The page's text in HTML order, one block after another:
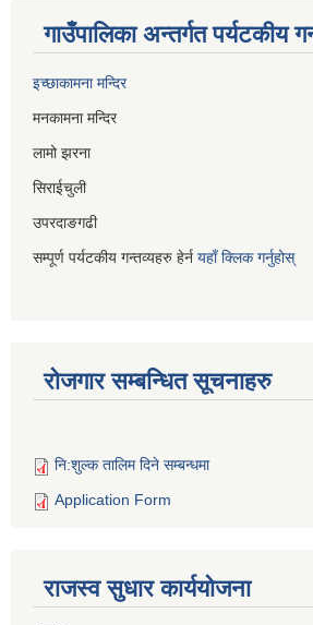
गाउँपालिका अन्तर्गत पर्यटकीय
इच्छाकामना मन्दिर
मनकामना मन्दिर
लामो झरना
सिराईचुली
उपरदाङगढी
सम्पूर्ण पर्यटकीय गन्तव्यहरु हेर्न यहाँ क्लिक गर्नुहोस्
रोजगार सम्बन्धित सूचनाहरु
नि:शुल्क तालिम दिने सम्बन्धमा
Application Form
राजस्व सुधार कार्ययोजना